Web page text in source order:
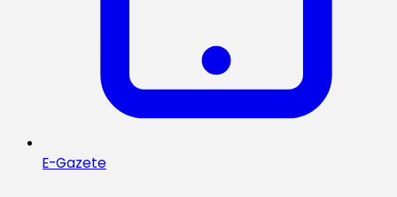
E-Gazete